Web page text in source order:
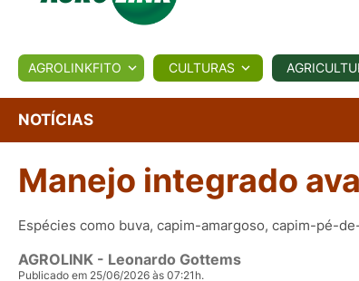
BIOLÓGICOS COTAÇÕES NOTÍCIAS
Conversor Colunistas Eventos
e
Vídeos
AGROLINKFITO CULTURAS
NOTÍCIAS
Manejo integrado
Espécies como buva, capim-amargoso, capim-pé-
AGROLINK - Leonardo Gottems
Publicado em 25/06/2026 às 07:21h.